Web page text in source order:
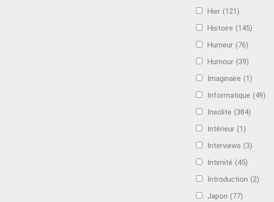
Hier (121)
Histoire (145)
Humeur (76)
Humour (39)
Imaginaire (1)
Informatique (49)
Insolite (384)
Intérieur (1)
Interviews (3)
Intimité (45)
Introduction (2)
Japon (77)